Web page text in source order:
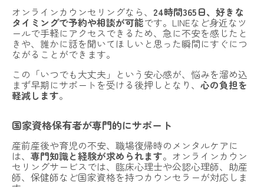
オンラインカウンセリングなら、 24時間365日、好きな
タイミングで予約や相談が可能です。LINEなど身近なツ
ールで手軽にアクセスできるため、急に不安を感じたと
きや、誰かに話を聞いてほしいと思った瞬間にすぐにつ
ながることができます。
この「いつでも大丈夫」という安心感が、悩みを溜め込
まず早期にサポートを受ける後押しとなり、 心の負担を
軽減します。
国家資格保有者が専門的にサポート
産前産後や育児の不安、職場復帰時のメンタルケアに
は、 専門知識と経験が求められます。オンラインカウン
セリングサービスでは、臨床心理士や公認心理師、助産
師、保健師など国家資格を持つカウンセラーが対応しま